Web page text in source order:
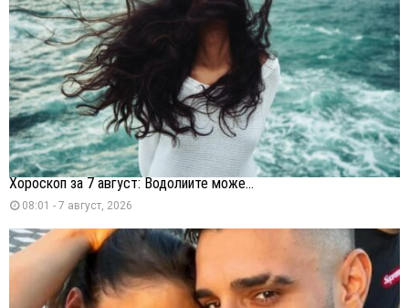
Хороскоп за 7 август: Водолиите може...
08:01 - 7 август, 2026